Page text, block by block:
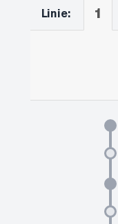
Linie: 1